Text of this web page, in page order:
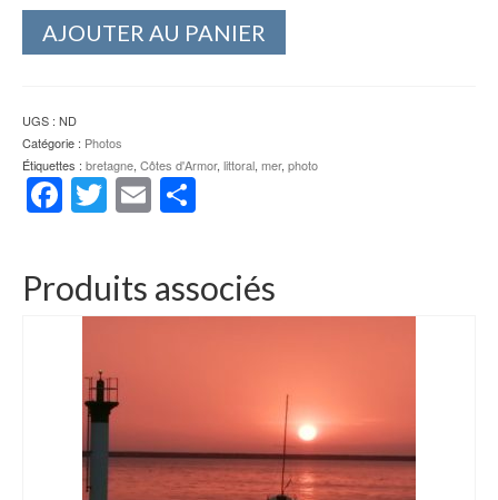
AJOUTER AU PANIER
UGS : ND
Catégorie : Photos
Étiquettes : bretagne, Côtes d'Armor, littoral, mer, photo
Facebook
Twitter
Email
Produits associés